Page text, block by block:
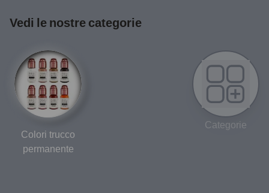
Vedi le nostre categorie
Colori trucco
permanente
Categorie